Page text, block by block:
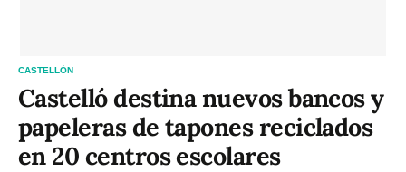
CASTELLÓN
Castelló destina nuevos bancos y
papeleras de tapones reciclados
en 20 centros escolares